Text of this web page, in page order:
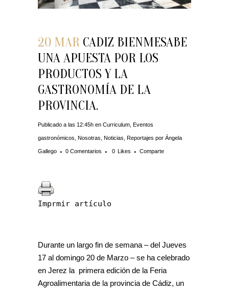
20 MAR CADIZ BIENMESABE
UNA APUESTA POR LOS
PRODUCTOS Y LA
GASTRONOMÍA DE LA
PROVINCIA.
Publicado a las 12:45h en Curriculum Eventos
gastronómicos Nosotras Noticias Reportajes por Ángela
Gallego 0 Comentarios 0 Likes Comparte
Imprmir artículo
Durante un largo fin de semana – del Jueves
17 al domingo 20 de Marzo – se ha celebrado
en Jerez la primera edición de la Feria
Agroalimentaria de la provincia de Cádiz, un